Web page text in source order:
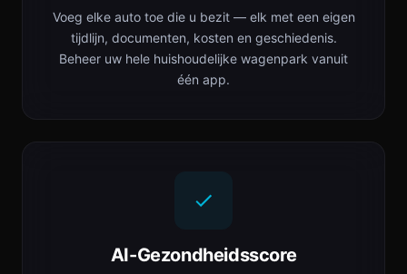
Voeg elke auto toe die u bezit — elk met een eigen
tijdlijn, documenten, kosten en geschiedenis.
Beheer uw hele huishoudelijke wagenpark vanuit
één app.
AI-Gezondheidsscore